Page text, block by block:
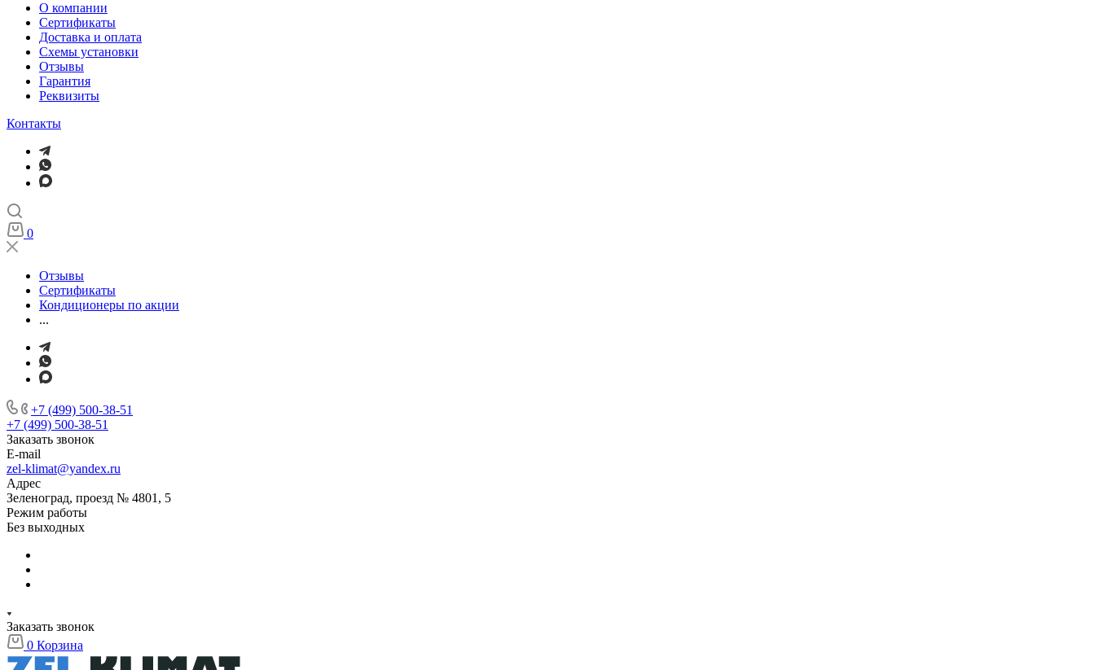
О компании
Сертификаты
Доставка и оплата
Схемы установки
Отзывы
Гарантия
Реквизиты
Контакты
0
Отзывы
Сертификаты
Кондиционеры по акции
...
+7 (499) 500-38-51
+7 (499) 500-38-51
Заказать звонок
E-mail
zel-klimat@yandex.ru
Адрес
Зеленоград, проезд № 4801, 5
Режим работы
Без выходных
Заказать звонок
0 Корзина